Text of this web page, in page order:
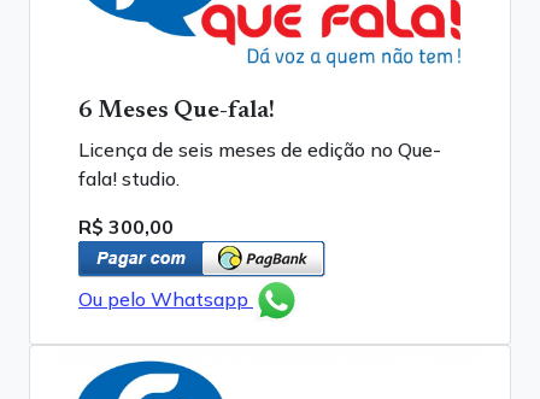
6 Meses Que-fala!
Licença de seis meses de edição no Que-
fala! studio.
R$ 300,00
Ou pelo Whatsapp